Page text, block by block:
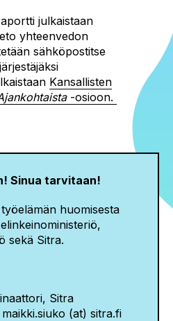
julkaistaan
yhteenvedon
sähköpostitse
Kansallisten
-osioon.
Sinua tarvitaan!
huomisesta
sekä Sitra.
Sitra
(at) sitra.fi